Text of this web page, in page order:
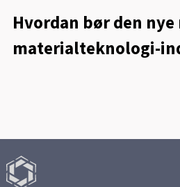
Hvordan bør den nye
materialteknologi-